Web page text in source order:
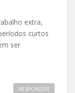
extra,
curtos
ser
RESPONDER